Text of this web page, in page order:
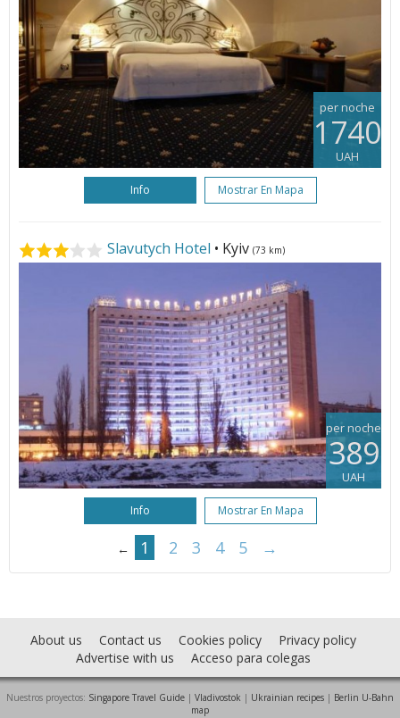
per noche
1740
UAH
Info Mostrar En Mapa
Slavutych Hotel • Kyiv (73 km)
per noche
389
UAH
Info Mostrar En Mapa
← 1 2 3 4 5 →
About us Contact us Cookies policy
Privacy policy
Advertise with us
Acceso para colegas
Nuestros proyectos: Singapore Travel Guide | Vladivostok | Ukrainian recipes | Berlin U-Bahn
map